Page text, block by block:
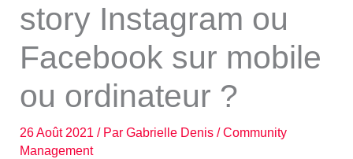
story Instagram ou
Facebook sur mobile
ou ordinateur ?
26 Août 2021/ ParGabrielle Denis/Community
Management